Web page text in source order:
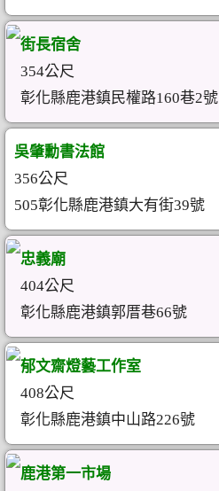
街長宿舍
354公尺
彰化縣鹿港鎮民權路160巷2號
吳肇勳書法館
356公尺
505彰化縣鹿港鎮大有街39號
忠義廟
404公尺
彰化縣鹿港鎮郭厝巷66號
郁文齋燈藝工作室
408公尺
彰化縣鹿港鎮中山路226號
鹿港第一市場